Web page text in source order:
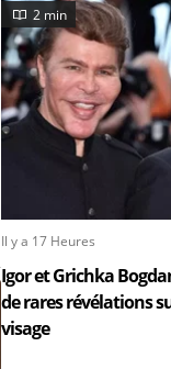
2 min
Il y a 17 Heures
Igor et Grichka
de rares révélations
visage